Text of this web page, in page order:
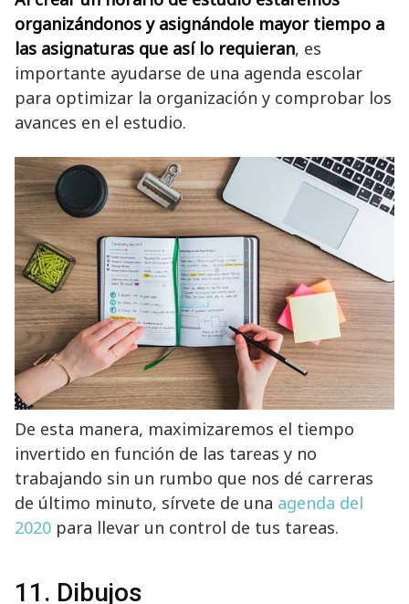
organizándonos y asignándole mayor tiempo a
las asignaturas que así lo requieran, es
importante ayudarse de una agenda escolar
para optimizar la organización y comprobar los
avances en el estudio.
De esta manera, maximizaremos el tiempo
invertido en función de las tareas y no
trabajando sin un rumbo que nos dé carreras
de último minuto, sírvete de una agenda del
2020 para llevar un control de tus tareas.
11. Dibujos